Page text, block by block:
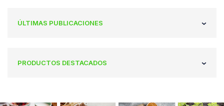
ÚLTIMAS PUBLICACIONES
PRODUCTOS DESTACADOS